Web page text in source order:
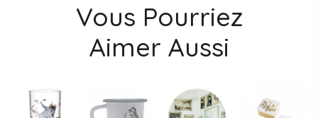
Vous Pourriez
Aimer Aussi